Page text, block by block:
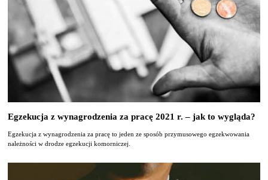
Egzekucja z wynagrodzenia za pracę 2021 r. – jak to wygląda?
Egzekucja z wynagrodzenia za pracę to jeden ze sposób przymusowego egzekwowania
należności w drodze egzekucji komorniczej.